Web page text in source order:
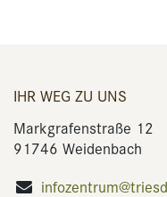
IHR WEG ZU UNS
Markgrafenstraße 12
91746 Weidenbach